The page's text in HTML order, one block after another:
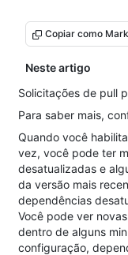
Copiar como
Neste artigo
Solicitações de pull
Para saber mais,
Quando você
vez, você pode ter
desatualizadas e
da versão mais
dependências
Você pode ver
dentro de alguns
configuração,